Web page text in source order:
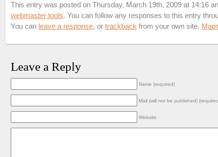
This entry was posted on Thursday, March 19th, 2009 at 14:16
webmaster tools. You can follow any responses to this entry
You can leave a response, or trackback from your own site.
Leave a Reply
Name (required)
Mail (will not be published)
Website